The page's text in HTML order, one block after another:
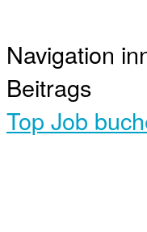
Navigation
Beitrags
Top Job